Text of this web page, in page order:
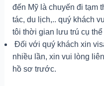
đến Mỹ là chuyến đi tạm
tác, du lịch,.. quý khách
tôi thời gian lưu trú cụ thể
Đối với quý khách xin
nhiều lần, xin vui lòng
hồ sơ trước.